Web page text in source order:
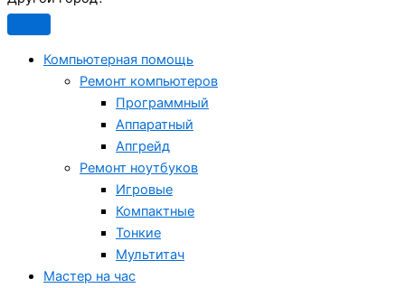
Компьютерная помощь
Ремонт компьютеров
Программный
Аппаратный
Апгрейд
Ремонт ноутбуков
Игровые
Компактные
Тонкие
Мультитач
Мастер на час